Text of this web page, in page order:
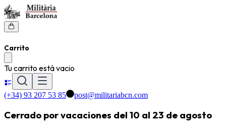
Carrito
Tu carrito está vacio
(+34) 93 207 53 85 post@militariabcn.com
Cerrado por vacaciones del 10 al 23 de agosto